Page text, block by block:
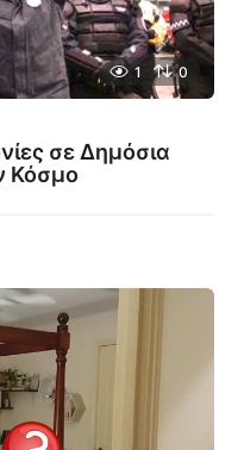
1 0
σε Δημόσια
Κόσμο